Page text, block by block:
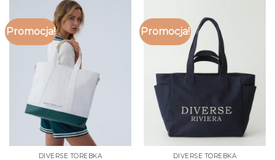
Promocja!
DIVERSE TOREBKA
Promocja!
DIVERSE TOREBKA